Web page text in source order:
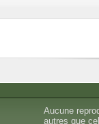
Aucune
autres que